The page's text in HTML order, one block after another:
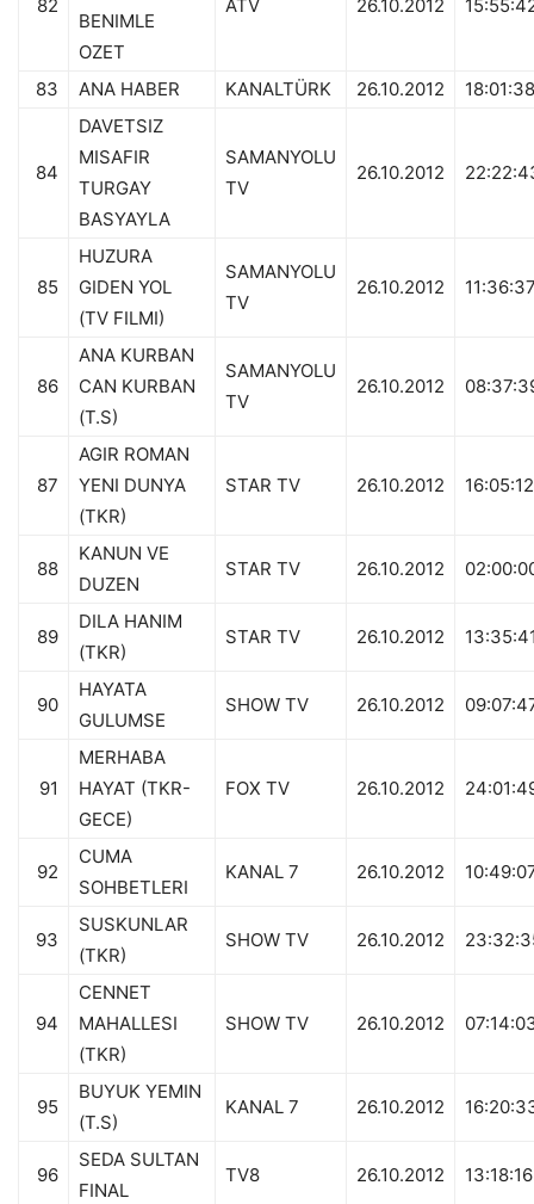
82
BENIMLE
OZET
ATV 26.10.2012
83 ANA HABER KANALTÜRK 26.10.2012 18:01:38
84
DAVETSIZ
MISAFIR
TURGAY
BASYAYLA
SAMANYOLU
TV
26.10.2012
85
HUZURA
GIDEN YOL
(TV FILMI)
SAMANYOLU
TV
26.10.2012
86
ANA KURBAN
CAN KURBAN
(T.S)
SAMANYOLU
TV
26.10.2012
87
AGIR ROMAN
YENI DUNYA
(TKR)
STAR TV 26.10.2012 16:05:12
88
KANUN VE
DUZEN
STAR TV 26.10.2012
89
DILA HANIM
(TKR)
STAR TV 26.10.2012
90
HAYATA
GULUMSE
SHOW TV 26.10.2012
91
MERHABA
HAYAT (TKR-
GECE)
FOX TV 26.10.2012
92
CUMA
SOHBETLERI
KANAL 7 26.10.2012
93
SUSKUNLAR
(TKR)
SHOW TV 26.10.2012
94
CENNET
MAHALLESI
(TKR)
SHOW TV 26.10.2012
95
BUYUK YEMIN
(T.S)
KANAL 7 26.10.2012
96
SEDA SULTAN
FINAL
TV8 26.10.2012 13:18:16